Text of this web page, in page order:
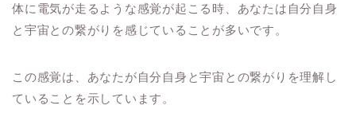
体に電気が走るような感覚が起こる時、あなたは自分自身
と宇宙との繋がりを感じていることが多いです。
この感覚は、あなたが自分自身と宇宙との繋がりを理解し
ていることを示しています。